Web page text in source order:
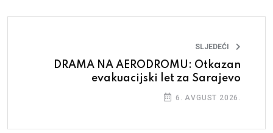
SLJEDEĆI
DRAMA NA AERODROMU: Otkazan
evakuacijski let za Sarajevo
6. AVGUST 2026.